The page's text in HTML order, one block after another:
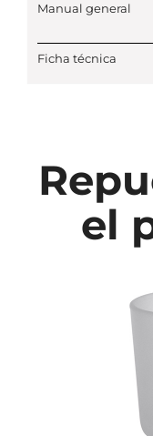
Manual general
Ficha técnica
el